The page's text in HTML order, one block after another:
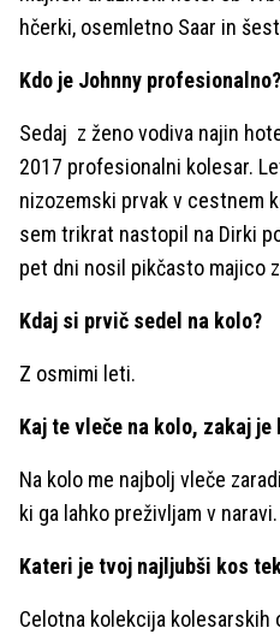
hčerki, osemletno Saar in
Kdo je Johnny
Sedaj z ženo vodiva najin
2017 profesionalni kolesar.
nizozemski prvak v cestnem
sem trikrat nastopil na Dirki
pet dni nosil pikčasto majico
Kdaj si prvič sedel na kolo?
Z osmimi leti.
Kaj te vleče na kolo, zakaj je
Na kolo me najbolj vleče
ki ga lahko preživljam v naravi.
Kateri je tvoj najljubši kos
Celotna kolekcija kolesarskih